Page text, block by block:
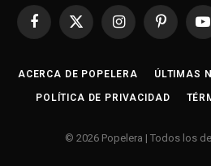
Facebook
X
InstagramPinterest
ACERCA DE POPELERA ÚLTIMAS
POLÍTICA DE PRIVACIDAD
© 2026 Popelera | Todos los